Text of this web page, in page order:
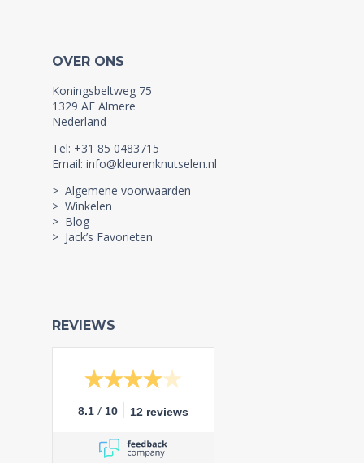
OVER ONS
Koningsbeltweg 75
1329 AE Almere
Nederland
Tel: +31 85 0483715
Email: info@kleurenknutselen.nl
> Algemene voorwaarden
> Winkelen
> Blog
> Jack’s Favorieten
REVIEWS
8.1 / 10 12 reviews